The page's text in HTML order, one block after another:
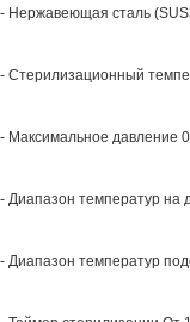
- Нержавеющая сталь
- Стерилизационный
- Максимальное давление
- Диапазон температур на
- Диапазон температур